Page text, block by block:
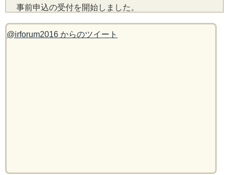
事前申込の受付を開始しました。
IRフォーラム2016東京 公式WEBページオープンしま
@irforum2016 からのツイート